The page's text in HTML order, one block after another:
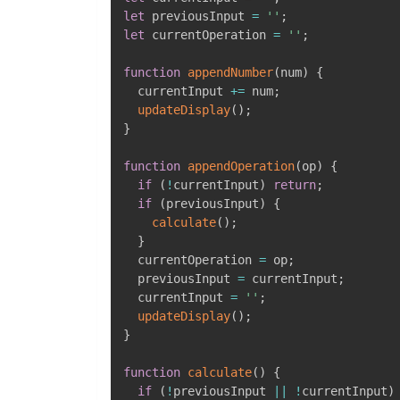
let previousInput = '' ;
let currentOperation = '' ;
function appendNumber(num)
{
  currentInput
+= num;
updateDisplay( ) ;
}
function appendOperation(op)
{
if
( ! currentInput) return;
if
(previousInput)
{
calculate( ) ;
}
  currentOperation
= op;
  previousInput
= currentInput ;
  currentInput
= '' ;
updateDisplay( ) ;
}
function calculate( )
{
if
( ! previousInput ! currentInput)